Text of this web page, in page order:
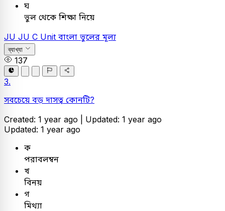
ঘ
ভুল থেকে শিক্ষা নিয়ে
JU JU C Unit বাংলা ভুলের মূল্য
ব্যাখ্যা
137
3.
সবচেয়ে বড় দাসত্ব কোনটি?
Created: 1 year ago | Updated: 1 year ago
Updated: 1 year ago
ক
পরাবলম্বন
খ
বিনয়
গ
মিথ্যা